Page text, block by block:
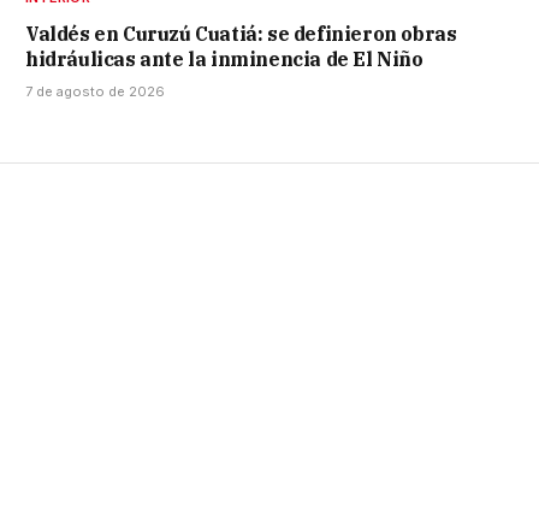
Valdés en Curuzú Cuatiá: se definieron obras
hidráulicas ante la inminencia de El Niño
7 de agosto de 2026